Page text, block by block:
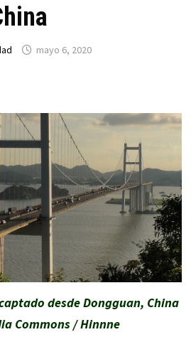
mayo 6, 2020
desde Dongguan, China
Commons / Hinnne